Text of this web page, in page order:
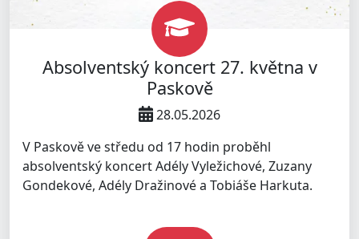
Absolventský koncert 27. května v
Paskově
28.05.2026
V Paskově ve středu od 17 hodin proběhl
absolventský koncert Adély Vyležichové, Zuzany
Gondekové, Adély Dražinové a Tobiáše Harkuta.